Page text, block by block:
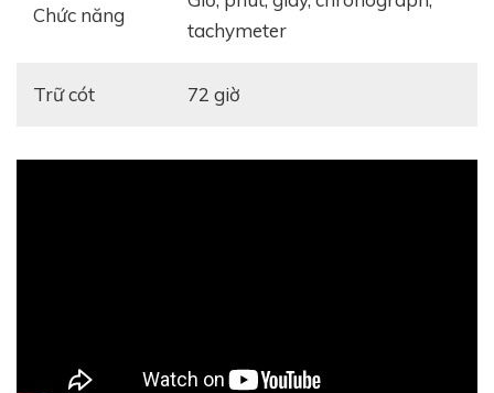
đẹp mắt.
Chức năng
tachymeter
Trữ cót 72 giờ